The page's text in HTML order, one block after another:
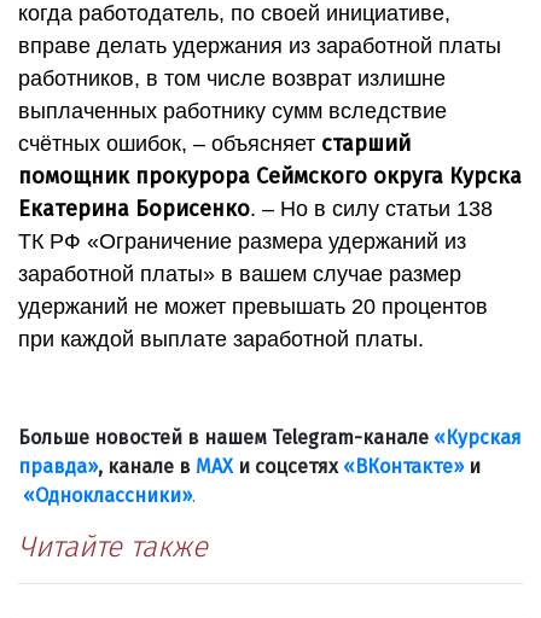
когда работодатель, по своей инициативе,
вправе делать удержания из заработной платы
работников, в том числе возврат излишне
выплаченных работнику сумм вследствие
счётных ошибок, – объясняет старший
помощник прокурора Сеймского округа Курска
Екатерина Борисенко. – Но в силу статьи 138
ТК РФ «Ограничение размера удержаний из
заработной платы» в вашем случае размер
удержаний не может превышать 20 процентов
при каждой выплате заработной платы.
Больше новостей в нашем Telegram-канале «Курская
правда», канале в МАХи соцсетях «ВКонтакте»и
«Одноклассники».
Читайте также